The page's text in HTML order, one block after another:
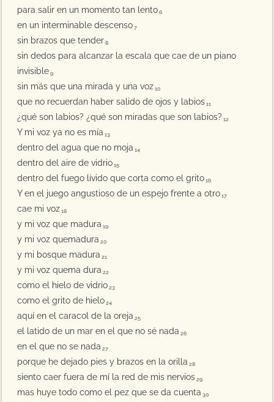
para salir en un momento tan lento 6
en un interminable descenso 7
sin brazos que tender 8
sin dedos para alcanzar la escala que cae de un piano
invisible 9
sin más que una mirada y una voz 10
que no recuerdan haber salido de ojos y labios 11
¿qué son labios? ¿qué son miradas que son labios? 12
Y mi voz ya no es mía 13
dentro del agua que no moja 14
dentro del aire de vidrio 15
dentro del fuego lívido que corta como el grito 16
Y en el juego angustioso de un espejo frente a otro 17
cae mi voz 18
y mi voz que madura 19
y mi voz quemadura 20
y mi bosque madura 21
y mi voz quema dura 22
como el hielo de vidrio 23
como el grito de hielo 24
aquí en el caracol de la oreja 25
el latido de un mar en el que no sé nada 26
en el que no se nada 27
porque he dejado pies y brazos en la orilla 28
siento caer fuera de mí la red de mis nervios 29
mas huye todo como el pez que se da cuenta 30